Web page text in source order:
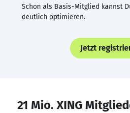
Schon als Basis-Mitglied kannst
deutlich optimieren.
Jetzt
21 Mio. XING